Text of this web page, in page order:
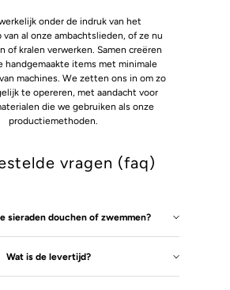
onder de indruk van het
van al onze ambachtslieden, of ze nu
of kralen verwerken. Samen creëren
handgemaakte items met minimale
machines. We zetten ons in om zo
te opereren, met aandacht voor
die we gebruiken als onze
productiemethoden.
vragen (faq)
sieraden douchen of zwemmen?
Wat is de levertijd?